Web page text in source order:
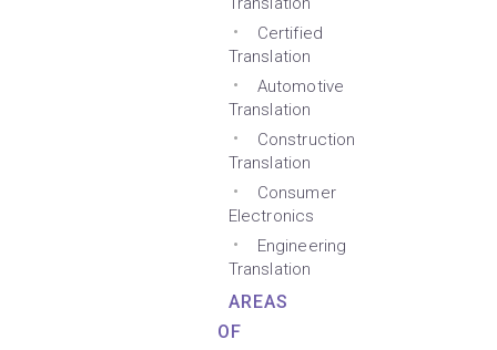
Certified
Translation
Automotive
Translation
Construction
Translation
Consumer
Electronics
Engineering
Translation
AREAS
OF